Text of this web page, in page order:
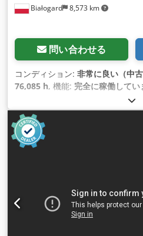
Białogard 8,573 km
問い合わせる
コンディション: 非常に良い（中古
76,085 h, 機能: 完全に稼働してい
500 キロニ
支柱間のクリアランス:320 mm,
2,240 バー
ェクターストローク:
量:2,300 kg（キログラム）